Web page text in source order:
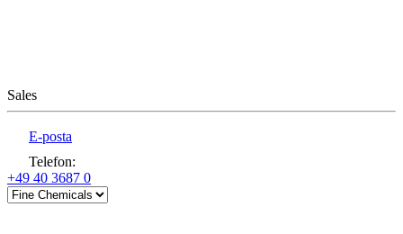
Sales
E-posta
Telefon:
+49 40 3687 0